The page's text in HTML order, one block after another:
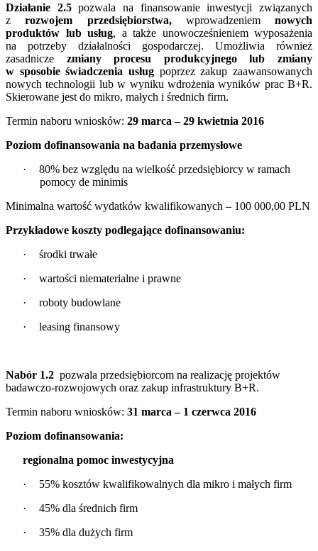
Działanie 2.5pozwala na finansowanie inwestycji związanych
zrozwojem przedsiębiorstwa, wprowadzeniem nowych
produktów lub usług, a także unowocześnieniem wyposażenia
na potrzeby działalności gospodarczej. Umożliwia również
zasadnicze zmiany procesu produkcyjnego lub zmiany
w sposobie świadczenia usług poprzez zakup zaawansowanych
nowych technologii lub w wyniku wdrożenia wyników prac B+R.
Skierowane jest do mikro, małych i średnich firm.
Termin naboru wniosków: 29 marca – 29 kwietnia 2016
Poziom dofinansowania na badania przemysłowe
·
80% bez względu na wielkość przedsiębiorcy w ramach
pomocy de minimis
Minimalna wartość wydatków kwalifikowanych – 100 000,00 PLN
Przykładowe koszty podlegające dofinansowaniu:
·
środki trwałe
·
wartości niematerialne i prawne
·
roboty budowlane
·
leasing finansowy
Nabór 1.2 pozwala przedsiębiorcom na realizację projektów
badawczo-rozwojowych oraz zakup infrastruktury B+R.
Termin naboru wniosków: 31 marca – 1 czerwca 2016
Poziom dofinansowania:
regionalna pomoc inwestycyjna
·
55% kosztów kwalifikowalnych dla mikro i małych firm
·
45% dla średnich firm
·
35% dla dużych firm